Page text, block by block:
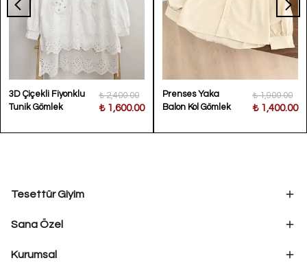
3D Çiçekli Fiyonklu
Tunik Gömlek
₺ 2,400.00
₺ 1,600.00
Prenses Yaka
Balon Kol Gömlek
₺ 1,900.00
₺ 1,400.00
Tesettür Giyim
Sana Özel
Kurumsal